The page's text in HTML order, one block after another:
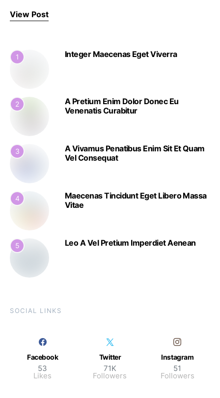
View Post
1 Integer Maecenas Eget Viverra
2
A Pretium Enim Dolor Donec Eu
Venenatis Curabitur
3
A Vivamus Penatibus Enim Sit Et Quam
Vel Consequat
4
Maecenas Tincidunt Eget Libero Massa
Vitae
5 Leo A Vel Pretium Imperdiet Aenean
SOCIAL LINKS
Facebook
53
Likes
Twitter
71K
Followers
Instagram
51
Followers